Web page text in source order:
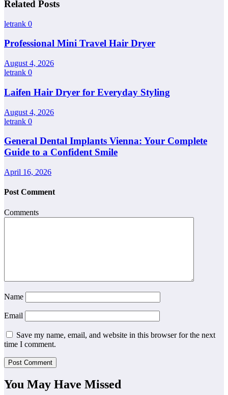
Related Posts
letrank 0
Professional Mini Travel Hair Dryer
August 4, 2026
letrank 0
Laifen Hair Dryer for Everyday Styling
August 4, 2026
letrank 0
General Dental Implants Vienna: Your Complete
Guide to a Confident Smile
April 16, 2026
Post Comment
Comments
Name
Email
Save my name, email, and website in this browser for the next
time I comment.
You May Have Missed